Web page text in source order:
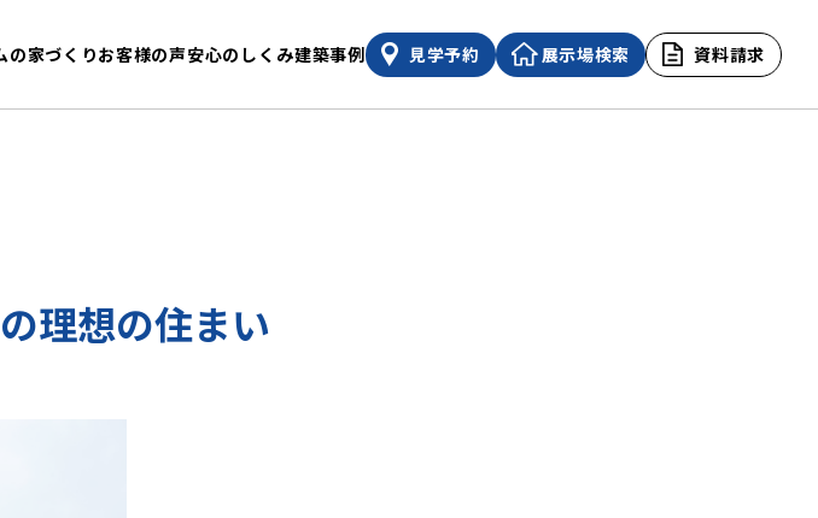
の家づくりお客様の声安心のしくみ建築事例 見学予約 展示場検索 資料請求
理想の住まい